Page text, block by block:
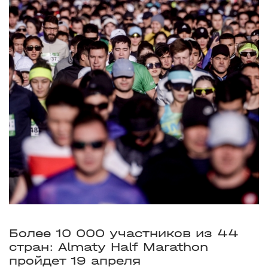
Более 10 000 участников из 44
стран: Almaty Half Marathon
пройдет 19 апреля